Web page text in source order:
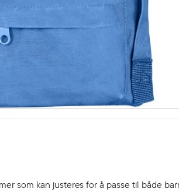
som kan justeres for å passe til både